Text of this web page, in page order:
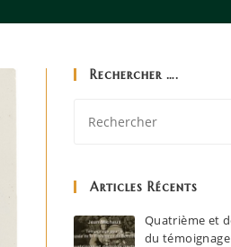
Rechercher ….
Articles Récents
Quatrième et
du